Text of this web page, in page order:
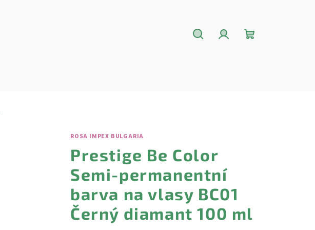
ROSA IMPEX BULGARIA
Prestige Be Color
Semi-permanentní
barva na vlasy BC01
Černý diamant 100 ml